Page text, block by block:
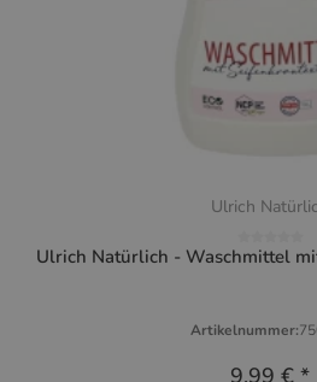
Ulrich
Ulrich Natürlich - Waschmittel
Artikelnummer:
9,99 € *